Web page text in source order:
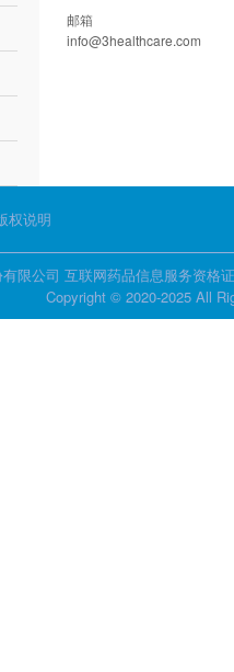
邮箱
info@3healthcare.com
权说明
限公司 互联网药品信息服务资格
Copyright © 2020-2025 All